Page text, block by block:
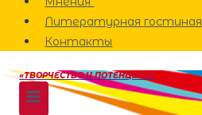
Литературная гостиная
Контакты
«ТВОРЧЕСТВО И ПОТЕНЦИАЛ»